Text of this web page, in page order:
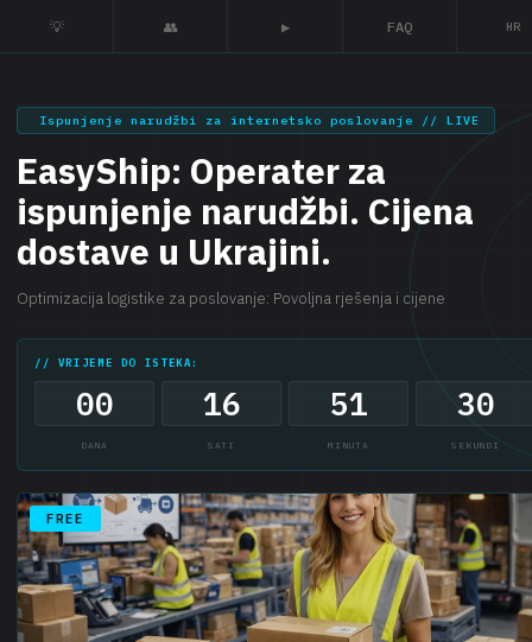
💡 👥 ▶ FAQ HR
Ispunjenje narudžbi za internetsko poslovanje // LIVE
EasyShip: Operater za
ispunjenje narudžbi. Cijena
dostave u Ukrajini.
Optimizacija logistike za poslovanje: Povoljna rješenja i cijene
// VRIJEME DO ISTEKA:
00
DANA
16
SATI
51
MINUTA
30
SEKUNDI
FREE